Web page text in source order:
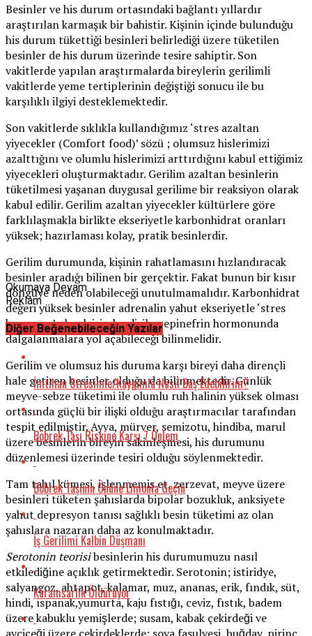
Besinler ve his durum ortasındaki bağlantı yıllardır
araştırılan karmaşık bir bahistir. Kişinin içinde bulunduğu
his durum tükettiği besinleri belirlediği üzere tüketilen
besinler de his durum üzerinde tesire sahiptir. Son
vakitlerde yapılan araştırmalarda bireylerin gerilimli
vakitlerde yeme tertiplerinin değiştiği sonucu ile bu
karşılıklı ilgiyi desteklemektedir.
Son vakitlerde sıklıkla kullandığımız ‘stres azaltan
yiyecekler (Comfort food)’ sözü ; olumsuz hislerimizi
azalttığını ve olumlu hislerimizi arttırdığını kabul ettiğimiz
yiyecekleri oluşturmaktadır. Gerilim azaltan besinlerin
tüketilmesi yaşanan duygusal gerilime bir reaksiyon olarak
kabul edilir. Gerilim azaltan yiyecekler kültürlere göre
farklılaşmakla birlikte ekseriyetle karbonhidrat oranları
yüksek; hazırlaması kolay, pratik besinlerdir.
Gerilim durumunda, kişinin rahatlamasını hızlandıracak
besinler aradığı bilinen bir gerçektir. Fakat bunun bir kısır
döngüye neden olabileceği unutulmamalıdır. Karbonhidrat
değeri yüksek besinler adrenalin yahut ekseriyetle ‘stres
hormonu’ olarak isimlendirilen epinefrin hormonunda
dalgalanmalara yol açabileceği bilinmelidir.
Gerilim ve olumsuz his duruma karşı bireyi daha dirençli
hale getiren besinler olduğu da bilinmektedir. Günlük
meyve-sebze tüketimi ile olumlu ruh halinin yüksek olması
ortasında güçlü bir ilişki olduğu araştırmacılar tarafından
tespit edilmiştir. Ayva, mürver, semizotu, hindiba, marul
üzere besinlerin bireyin sakinleşmesi, his durumunu
düzenlemesi üzerinde tesiri olduğu söylenmektedir.
Tam tahıl kümesi, işlenmemiş et, zerzevat, meyve üzere
besinleri tüketen şahıslarda bipolar bozukluk, anksiyete
yahut depresyon tanısı sağlıklı besin tüketimi az olan
şahıslara nazaran daha az konulmaktadır.
Serotonin teorisibesinlerin his durumumuzu nasıl
etkilediğine açıklık getirmektedir. Serotonin; istiridye,
salyangoz, ahtapot, kalamar, muz, ananas, erik, fındık, süt,
hindi, ıspanak,yumurta, kaju fıstığı, ceviz, fıstık, badem
üzere kabuklu yemişlerde; susam, kabak çekirdeği ve
Okumaya Devam
Reklam
Diğer Beğenebileceğin Yazılar
İmtihan Stresimle/Kaygımla Nasıl Baş Edebilirim?
Böbrek Taşı Riskine Karşı 7 Önlem
Böbrek Taşının Önüne Limonla Geçin
İş Gerilimi Kalbin Düşmanı
Karamsarlık Öldürüyor